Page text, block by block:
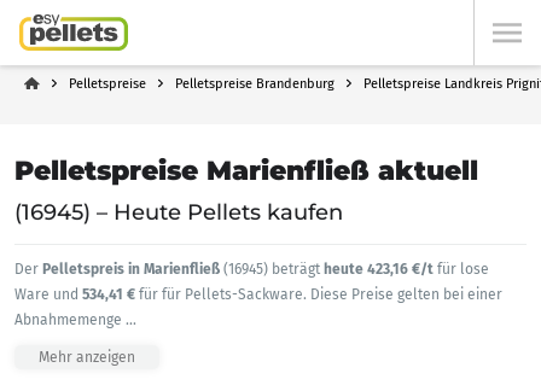
Pelletspreise Pelletspreise Brandenburg Pelletspreise Landkreis
Pelletspreise Marienfließ aktuell
(16945) – Heute Pellets kaufen
Der Pelletspreis in Marienfließ (16945) beträgt heute 423,16 €/t für lose
Ware und 534,41 € für für Pellets-Sackware. Diese Preise gelten bei einer
Abnahmemenge ...
Mehr anzeigen